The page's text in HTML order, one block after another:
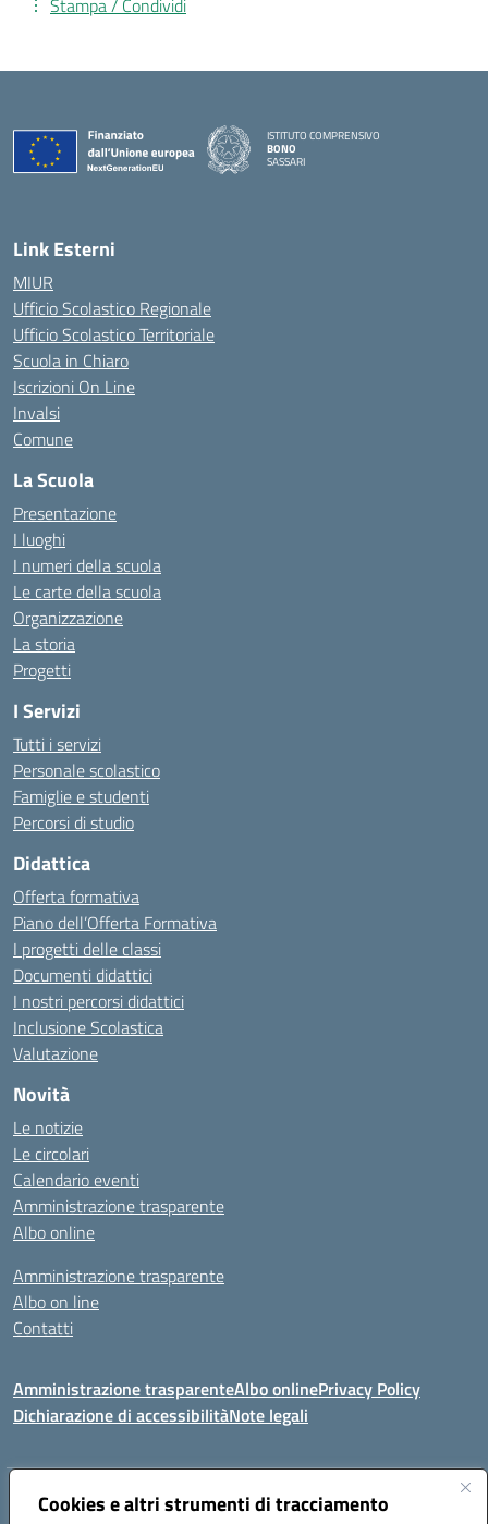
Cookies e altri strumenti di tracciamento
ISTITUTO COMPRENSIVO
BONO
SASSARI
Link Esterni
MIUR
Ufficio Scolastico Regionale
Ufficio Scolastico Territoriale
Scuola in Chiaro
Iscrizioni On Line
Invalsi
Comune
La Scuola
Presentazione
I luoghi
I numeri della scuola
Le carte della scuola
Organizzazione
La storia
Progetti
I Servizi
Tutti i servizi
Personale scolastico
Famiglie e studenti
Percorsi di studio
Didattica
Offerta formativa
Piano dell’Offerta Formativa
I progetti delle classi
Documenti didattici
I nostri percorsi didattici
Inclusione Scolastica
Valutazione
Novità
Le notizie
Le circolari
Calendario eventi
Amministrazione trasparente
Albo online
Amministrazione trasparente
Albo on line
Contatti
Amministrazione trasparenteAlbo onlinePrivacy Policy
Dichiarazione di accessibilitàNote legali
Indirizzo:Via Tirso, 07011 Bono (SS)